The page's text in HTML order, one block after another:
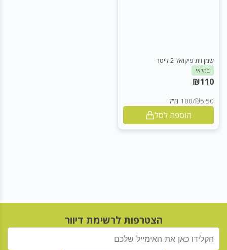
שמן זית פיקואל 2 ליטר
במלאי
₪110
₪5.50
/100 מ"ל
הוספה לסל
הצטרפות לרשימת דיוור